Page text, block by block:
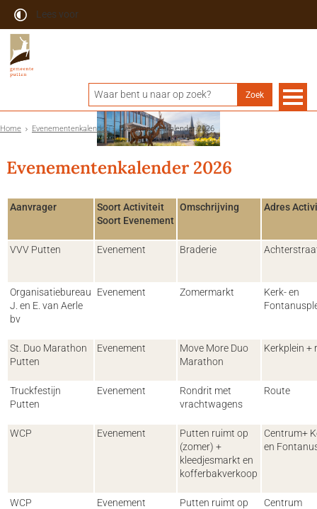
Lees voor
Home Evenementenkalender Evenementenkalender 2026
Evenementenkalender 2026
Aanvrager
Soort Activiteit
Soort Evenement
Omschrijving Adres
VVV Putten Evenement Braderie
Organisatiebureau
J. en E. van Aerle
bv
Evenement Zomermarkt
Kerk- en
St. Duo Marathon
Putten
Evenement
Move More Duo
Marathon
Kerkplein +
Truckfestijn
Putten
Evenement
Rondrit met
vrachtwagens
Route
WCP Evenement
Putten ruimt op
(zomer) +
kleedjesmarkt en
kofferbakverkoop
Centrum+
en
WCP Evenement
Putten ruimt op
Centrum